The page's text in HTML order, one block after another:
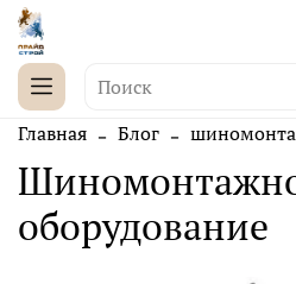
Главная Блог
шиномонтажное
оборудование